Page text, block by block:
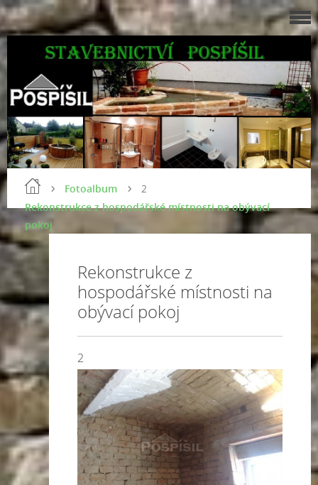
Fotoalbum
Rekonstrukce z hospodářské místnosti na obývací
pokoj
2
Rekonstrukce z
hospodářské místnosti na
obývací pokoj
2